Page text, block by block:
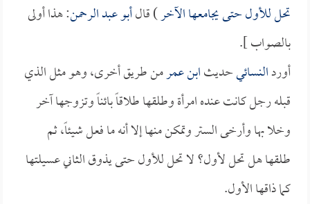
تحل للأول حتى يجامعها الآخر) قالأبو عبد الرحمن: هذا أولى
بالصواب ].
أوردالنسائيحديثابن عمرمن طريق أخرى، وهو مثل الذي
قبله رجل كانت عنده امرأة وطلقها طلاقاً بائناً وتزوجها آخر
وخلا بها وأرخى الستر وتمكن منها إلا أنه ما فعل شيئاً، ثم
طلقها هل تحل لأول؟ لا تحل للأول حتى يذوق الثاني عسيلتها
كما ذاقها الأول.